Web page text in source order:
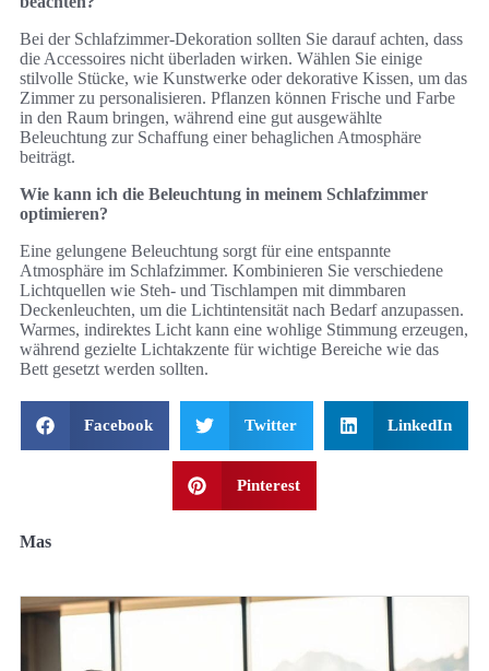
Bei der Schlafzimmer-Dekoration sollten Sie darauf achten, dass
die Accessoires nicht überladen wirken. Wählen Sie einige
stilvolle Stücke, wie Kunstwerke oder dekorative Kissen, um das
Zimmer zu personalisieren. Pflanzen können Frische und Farbe
in den Raum bringen, während eine gut ausgewählte
Beleuchtung zur Schaffung einer behaglichen Atmosphäre
beiträgt.
Wie kann ich die Beleuchtung in meinem Schlafzimmer
optimieren?
Eine gelungene Beleuchtung sorgt für eine entspannte
Atmosphäre im Schlafzimmer. Kombinieren Sie verschiedene
Lichtquellen wie Steh- und Tischlampen mit dimmbaren
Deckenleuchten, um die Lichtintensität nach Bedarf anzupassen.
Warmes, indirektes Licht kann eine wohlige Stimmung erzeugen,
während gezielte Lichtakzente für wichtige Bereiche wie das
Bett gesetzt werden sollten.
Facebook Twitter LinkedIn
Pinterest
Mas